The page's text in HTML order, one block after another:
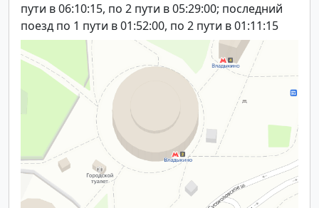
пути в 06:10:15, по 2 пути в 05:29:00; последний
поезд по 1 пути в 01:52:00, по 2 пути в 01:11:15